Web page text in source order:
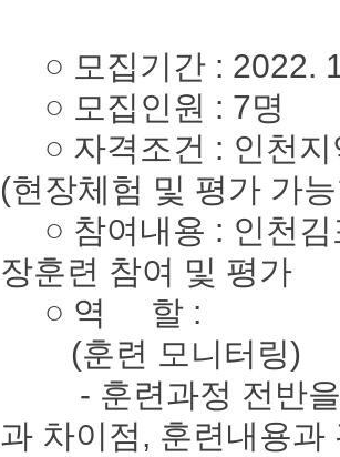
○ 모집기간 : 2022.
○ 모집인원 : 7명
○ 자격조건 : 인천지
(현장체험 및 평가 가
○ 참여내용 : 인천김
장훈련 참여 및 평가
○ 역 할 :
(훈련 모니터링)
- 훈련과정 전반을
과 차이점, 훈련내용과